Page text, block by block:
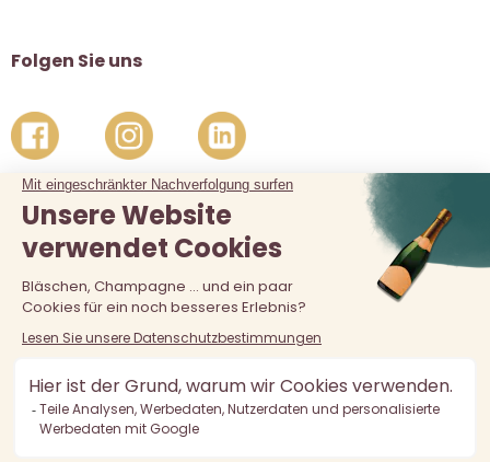
Folgen Sie uns
Der Verkauf von Alkohol an unter 18-Jährige ist verboten.
Alkoholmissbrauch ist gefährlich für die Gesundheit, in